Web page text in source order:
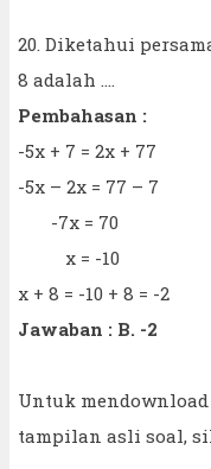
20. Diketahui
8 adalah ....
Pembahasan :
-5x + 7 = 2x + 77
-5x – 2x = 77 – 7
-7x = 70
x = -10
x + 8 = -10 + 8 = -2
Jawaban : B. -2
Untuk
tampilan asli soal,